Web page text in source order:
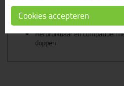
Geschikt voor hetkeggen
Geschikt voor hetdoppen
Voorkomt krassen op
Herbruikbaar en compatibel
doppen
Cookies accepteren